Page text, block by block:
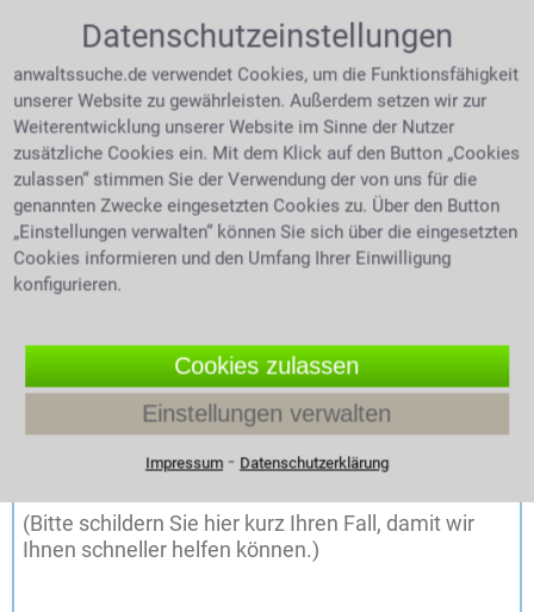
Datenschutzeinstellungen
anwaltssuche.de verwendet Cookies, um die Funktionsfähigkeit
unserer Website zu gewährleisten. Außerdem setzen wir zur
Weiterentwicklung unserer Website im Sinne der Nutzer
zusätzliche Cookies ein. Mit dem Klick auf den Button „Cookies
zulassen“ stimmen Sie der Verwendung der von uns für die
genannten Zwecke eingesetzten Cookies zu. Über den Button
„Einstellungen verwalten“ können Sie sich über die eingesetzten
Cookies informieren und den Umfang Ihrer Einwilligung
konfigurieren.
Cookies zulassen
Einstellungen verwalten
Impressum⁃ Datenschutzerklärung